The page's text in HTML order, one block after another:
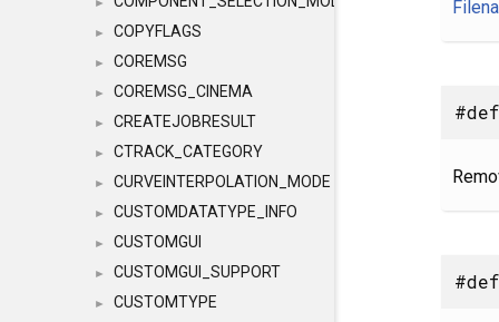
► COPYFLAGS
► COREMSG
► COREMSG_CINEMA
► CREATEJOBRESULT
► CTRACK_CATEGORY
► CURVEINTERPOLATION_MODE
► CUSTOMDATATYPE_INFO
► CUSTOMGUI
► CUSTOMGUI_SUPPORT
► CUSTOMTYPE